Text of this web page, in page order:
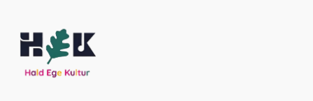
indhold